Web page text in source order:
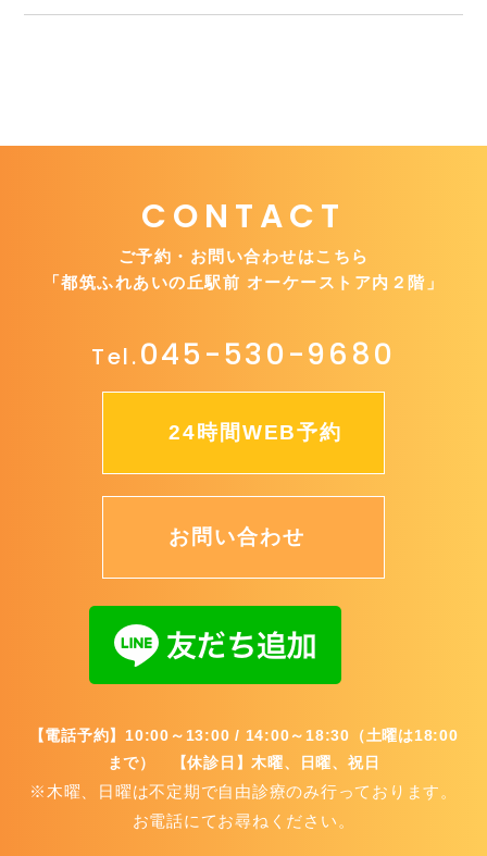
CONTACT
ご予約・お問い合わせはこちら
「都筑ふれあいの丘駅前 オーケーストア内２階」
Tel.045-530-9680
24時間WEB予約
お問い合わせ
【電話予約】10:00～13:00 / 14:00～18:30（土曜は18:00
まで） 【休診日】木曜、日曜、祝日
※木曜、日曜は不定期で自由診療のみ行っております。
お電話にてお尋ねください。